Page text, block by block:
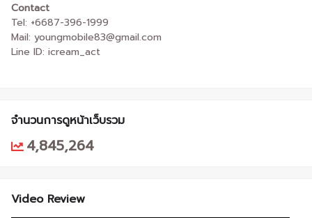
Contact
Tel: +6687-396-1999
Mail: youngmobile83@gmail.com
Line ID: icream_act
จำนวนการดูหน้าเว็บรวม
4,845,264
Video Review